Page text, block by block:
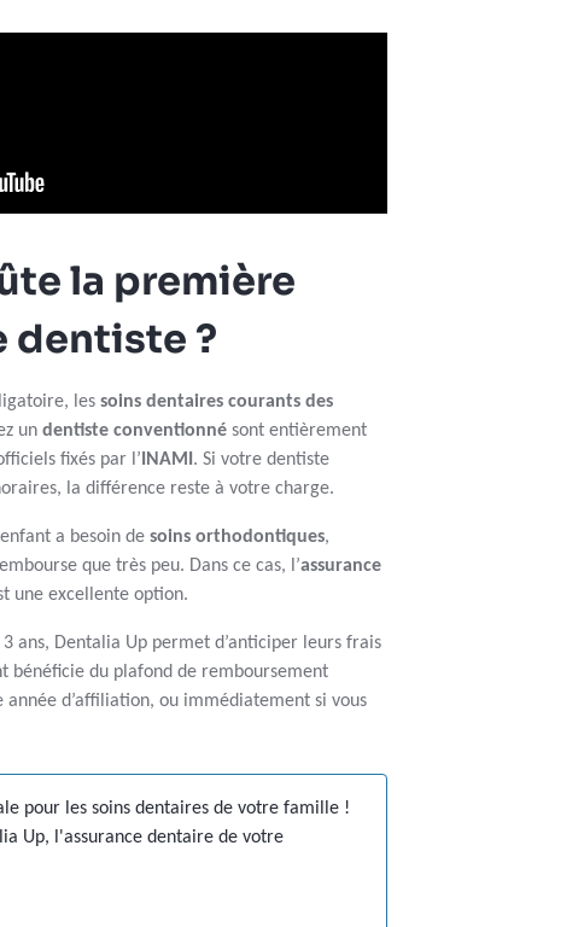
la première
dentiste ?
les soins dentaires courants des
un dentiste conventionné sont entièrement
fixés par l’ INAMI . Si votre dentiste
la différence reste à votre charge.
a besoin de soins orthodontiques,
que très peu. Dans ce cas, l’assurance
une excellente option.
ans, Dentalia Up permet d’anticiper leurs frais
bénéficie du plafond de remboursement
année d’affiliation, ou immédiatement si vous
pour les soins dentaires de votre famille !
Up, l'assurance dentaire de votre